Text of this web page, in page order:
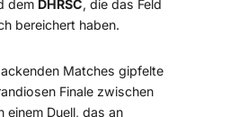
dem DHRSC, die das Feld
bereichert haben.
Matches gipfelte
Finale zwischen
einem Duell, das an